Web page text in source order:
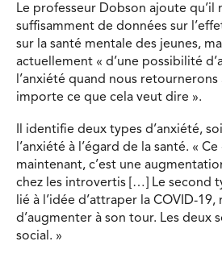
Le professeur Dobson ajoute qu’il
suffisamment de données sur
sur la santé mentale des jeunes,
actuellement « d’une possibilité
l’anxiété quand nous
importe ce que cela veut dire ».
Il identifie deux types d’anxiété,
l’anxiété à l’égard de la santé. «
maintenant, c’est une
chez les introvertis […] Le second
lié à l’idée d’attraper la COVID-19,
d’augmenter à son tour. Les deux
social. »